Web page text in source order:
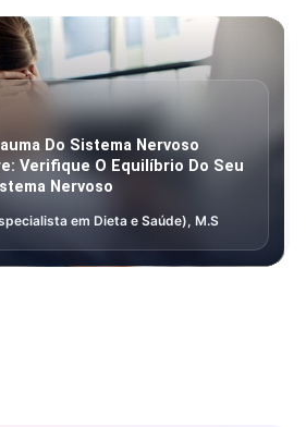
Do Sistema Nervoso
Verifique O Equilíbrio Do Seu
Nervoso
em Dieta e Saúde), M.S